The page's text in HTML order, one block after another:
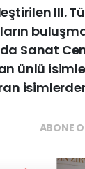
III.
Sanat
ünlü
ABONE